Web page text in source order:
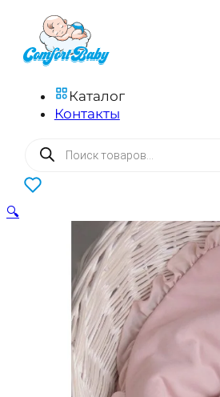
Каталог
Контакты
Поиск
товаров
0
🔍